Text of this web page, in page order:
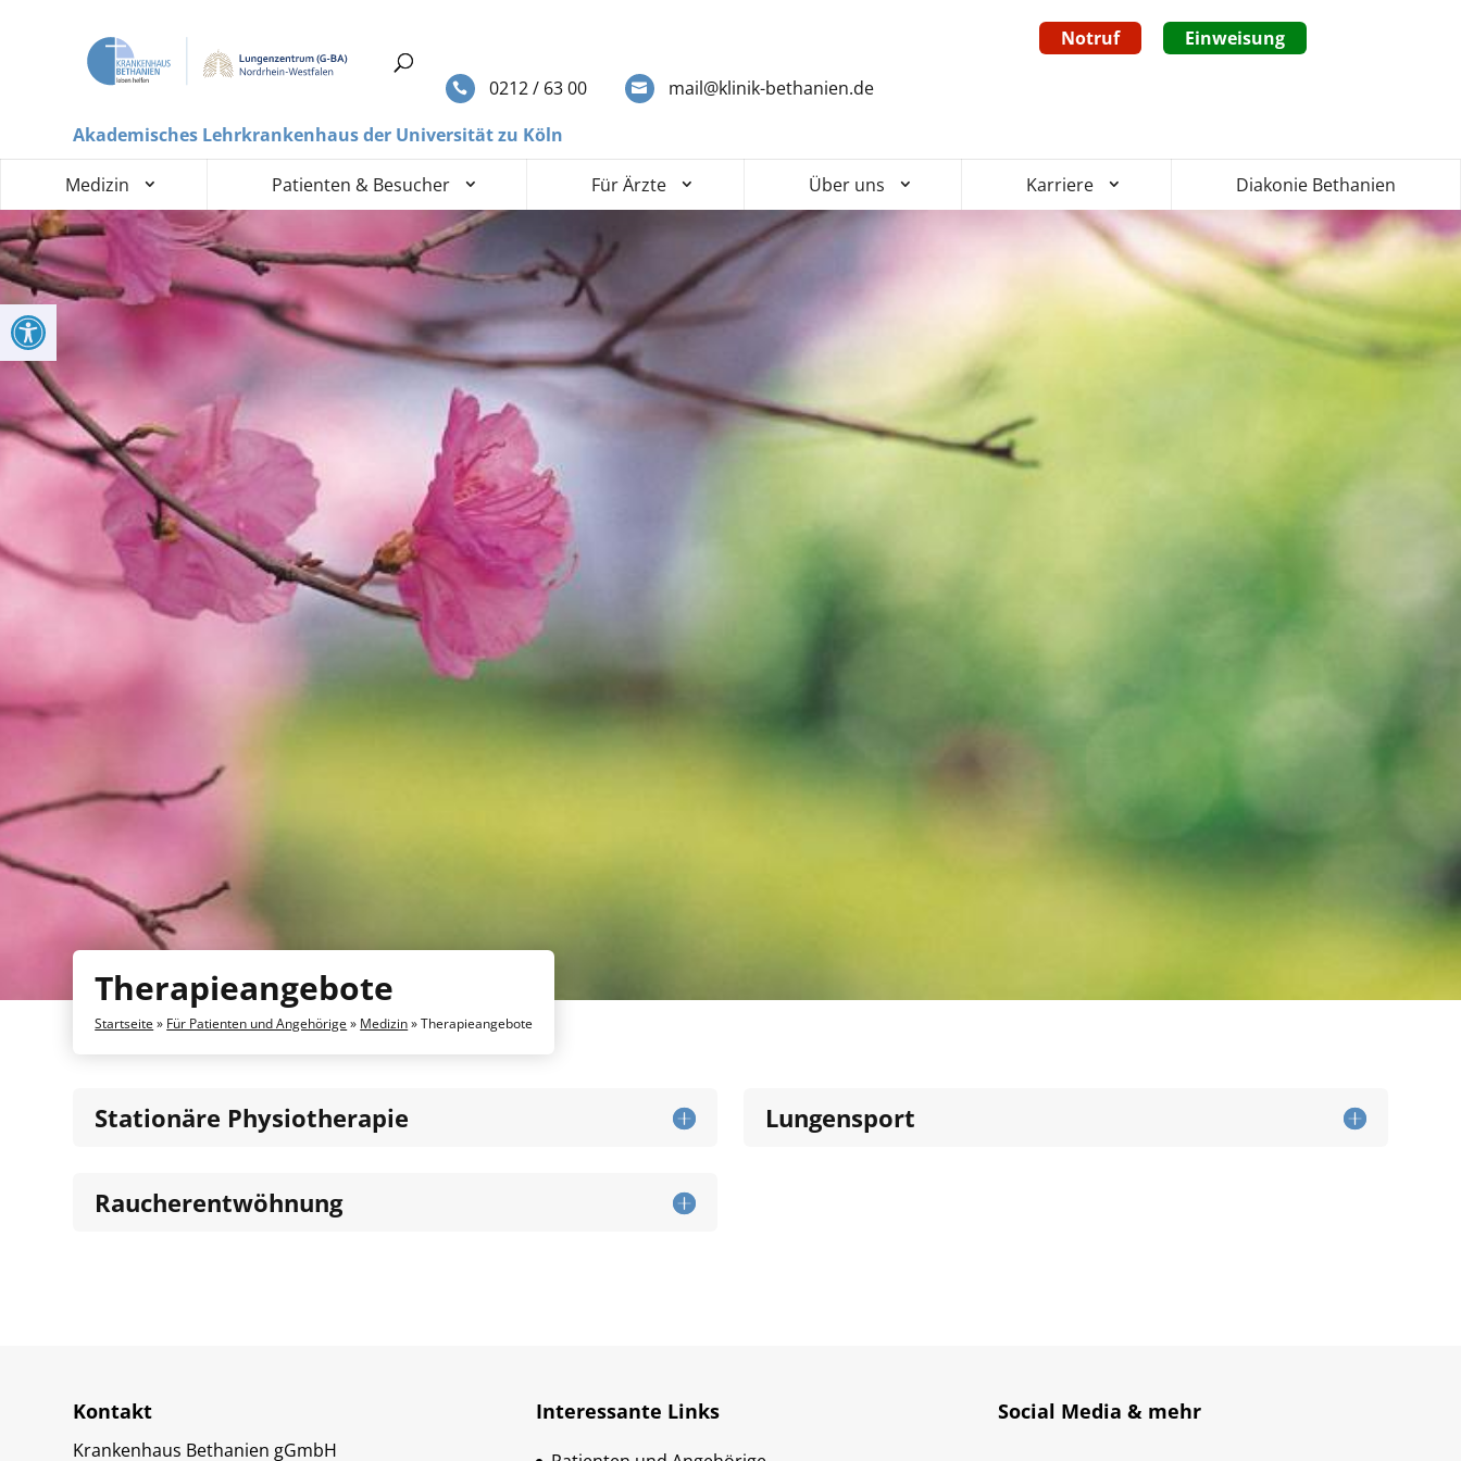
Werkzeugleiste öffnen
Notruf Einweisung
0212 / 63 00
mail@klinik-bethanien.de
Akademisches Lehrkrankenhaus der Universität zu Köln
Medizin Patienten & Besucher Für Ärzte Über uns Karriere Diakonie Bethanien
Therapieangebote
Startseite » Für Patienten und Angehörige » Medizin»Therapieangebote
Stationäre Physiotherapie Lungensport
Raucherentwöhnung
Kontakt
Krankenhaus Bethanien gGmbH
Interessante Links Social Media & mehr